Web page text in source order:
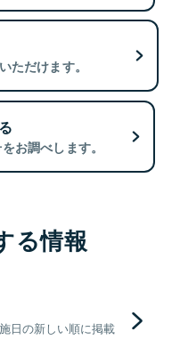
ただけます。
お調べします。
る情報
日の新しい順に掲載